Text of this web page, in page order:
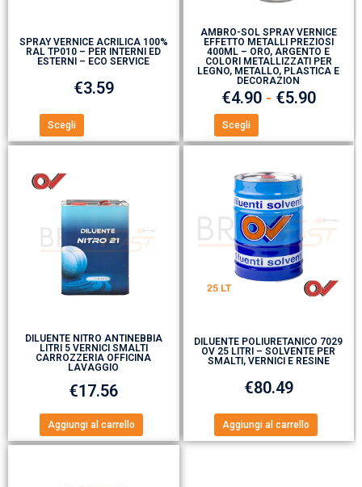
SPRAY VERNICE ACRILICA 100%
RAL TP010 – PER INTERNI ED
ESTERNI – ECO SERVICE
€3.59
Scegli
AMBRO-SOL SPRAY VERNICE
EFFETTO METALLI PREZIOSI
400ML – ORO, ARGENTO E
COLORI METALLIZZATI PER
LEGNO, METALLO, PLASTICA E
DECORAZION
€4.90 - €5.90
Scegli
DILUENTE NITRO ANTINEBBIA
LITRI 5 VERNICI SMALTI
CARROZZERIA OFFICINA
LAVAGGIO
€17.56
Aggiungi al carrello
DILUENTE POLIURETANICO 7029
OV 25 LITRI – SOLVENTE PER
SMALTI, VERNICI E RESINE
€80.49
Aggiungi al carrello